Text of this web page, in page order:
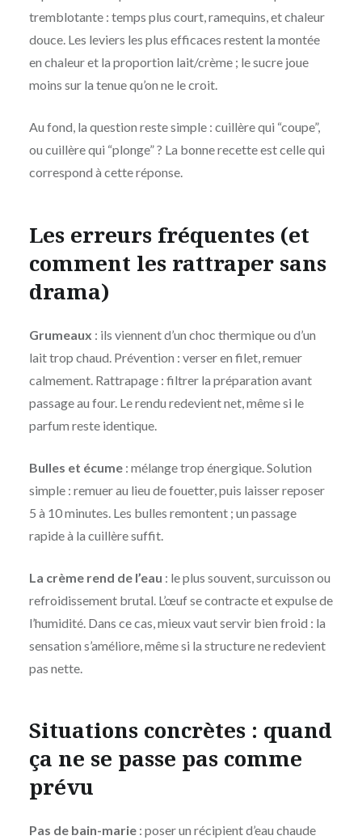
tremblotante : temps plus court, ramequins, et chaleur
douce. Les leviers les plus efficaces restent la montée
en chaleur et la proportion lait/crème ; le sucre joue
moins sur la tenue qu’on ne le croit.
Au fond, la question reste simple : cuillère qui “coupe”,
ou cuillère qui “plonge” ? La bonne recette est celle qui
correspond à cette réponse.
Les erreurs fréquentes (et
comment les rattraper sans
drama)
Grumeaux : ils viennent d’un choc thermique ou d’un
lait trop chaud. Prévention : verser en filet, remuer
calmement. Rattrapage : filtrer la préparation avant
passage au four. Le rendu redevient net, même si le
parfum reste identique.
Bulles et écume: mélange trop énergique. Solution
simple : remuer au lieu de fouetter, puis laisser reposer
5 à 10 minutes. Les bulles remontent ; un passage
rapide à la cuillère suffit.
La crème rend de l’eau : le plus souvent, surcuisson ou
refroidissement brutal. L’œuf se contracte et expulse de
l’humidité. Dans ce cas, mieux vaut servir bien froid : la
sensation s’améliore, même si la structure ne redevient
pas nette.
Situations concrètes : quand
ça ne se passe pas comme
prévu
Pas de bain-marie: poser un récipient d’eau chaude